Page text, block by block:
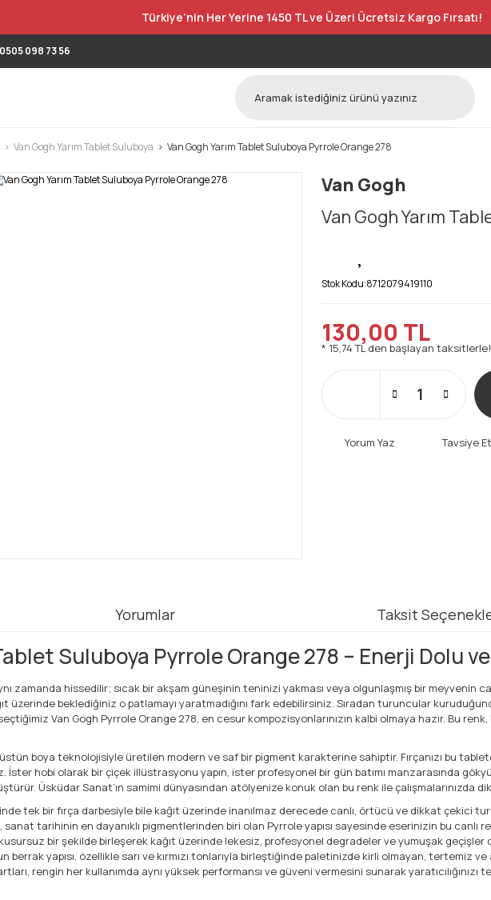
Türkiye’nin Her Yerine 1450 TL ve Üzeri Ücretsiz Kargo Fırsatı!
0505 098 73 56
Van Gogh Yarım Tablet Suluboya Van Gogh Yarım Tablet Suluboya Pyrrole Orange 278
Van Gogh
Van Gogh Yarım
Stok Kodu:8712079419110
130,00 TL
* 15,74 TL den başlayan
Yorum Yaz Tavsiye Et
Yorumlar Taksit
Suluboya Pyrrole Orange 278 – Enerji Dolu ve
zamanda hissedilir; sıcak bir akşam güneşinin teninizi yakması veya olgunlaşmış bir meyvenin
üzerinde beklediğiniz o patlamayı yaratmadığını fark edebilirsiniz. Sıradan turuncular
Van Gogh Pyrrole Orange 278, en cesur kompozisyonlarınızın kalbi olmaya hazır. Bu renk,
üstün boya teknolojisiyle üretilen modern ve saf bir pigment karakterine sahiptir. Fırçanızı bu
İster hobi olarak bir çiçek illüstrasyonu yapın, ister profesyonel bir gün batımı manzarasında
Üsküdar Sanat’ın samimi dünyasından atölyenize konuk olan bu renk ile çalışmalarınızda
tek bir fırça darbesiyle bile kağıt üzerinde inanılmaz derecede canlı, örtücü ve dikkat çekici
sanat tarihinin en dayanıklı pigmentlerinden biri olan Pyrrole yapısı sayesinde eserinizin bu canlı
bir şekilde birleşerek kağıt üzerinde lekesiz, profesyonel degradeler ve yumuşak geçişler
berrak yapısı, özellikle sarı ve kırmızı tonlarıyla birleştiğinde paletinizde kirli olmayan, tertemiz
rengin her kullanımda aynı yüksek performansı ve güveni vermesini sunarak yaratıcılığınızı